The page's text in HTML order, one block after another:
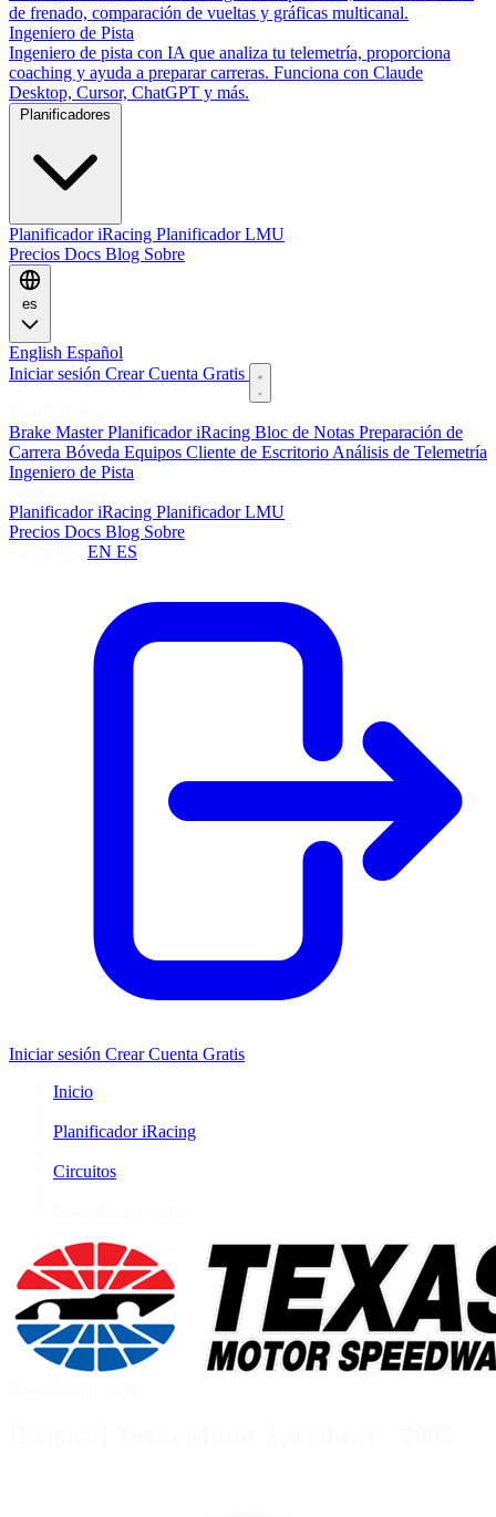
de frenado, comparación de vueltas y gráficas multicanal.
Ingeniero de Pista
Ingeniero de pista con IA que analiza tu telemetría, proporciona
coaching y ayuda a preparar carreras. Funciona con Claude
Desktop, Cursor, ChatGPT y más.
Planificador iRacing Planificador LMU
Precios Docs Blog Sobre
es
English Español
Iniciar sesión Crear Cuenta Gratis
Brake MasterPlanificador iRacing Bloc de Notas Preparación de
Carrera Bóveda Equipos Cliente de Escritorio Análisis de Telemetría
Ingeniero de Pista
Planificador iRacing Planificador LMU
Precios Docs Blog Sobre
EN ES
Iniciar sesión Crear Cuenta Gratis
Inicio
Planificador iRacing
Circuitos